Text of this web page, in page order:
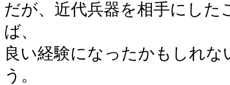
だが、近代兵器を相手にし
ば、
良い経験になったかもしれ
う。